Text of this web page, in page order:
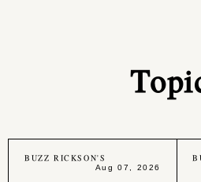
BUZZ RICKSON'S
Aug 07, 2026